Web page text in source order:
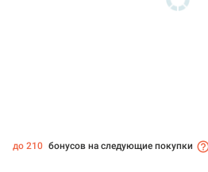
до 210 бонусов на следующие покупки